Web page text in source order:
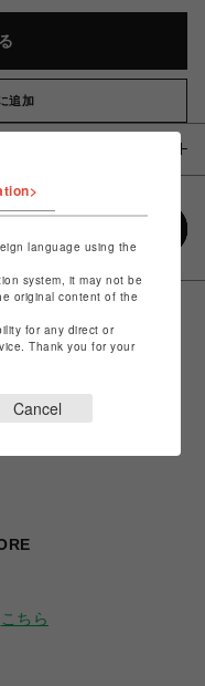
追加
こちら
language using the
system, it may not be
original content of the
for any direct or
Thank you for your
Cancel